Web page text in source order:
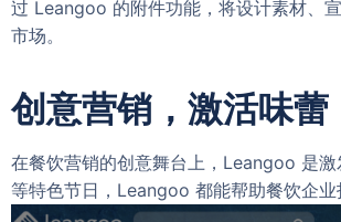
过 Leangoo 的附件功能，将设计素材、
市场。
创意营销，激活味蕾
在餐饮营销的创意舞台上，Leangoo 是
等特色节日，Leangoo 都能帮助餐饮企业